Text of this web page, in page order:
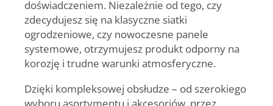
doświadczeniem. Niezależnie od tego, czy
zdecydujesz się na klasyczne siatki
ogrodzeniowe, czy nowoczesne panele
systemowe, otrzymujesz produkt odporny na
korozję i trudne warunki atmosferyczne.
Dzięki kompleksowej obsłudze – od szerokiego
wyboru asortymentu i akcesoriów, przez